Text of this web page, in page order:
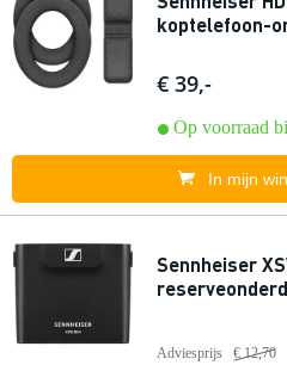
koptelefoon-
€ 39,-
Op voorraad
In mijn
Sennheiser
Adviesprijs € 12,70